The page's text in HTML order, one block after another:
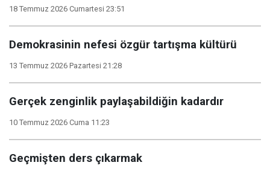
18 Temmuz 2026 Cumartesi 23:51
Demokrasinin nefesi özgür tartışma kültürü
13 Temmuz 2026 Pazartesi 21:28
Gerçek zenginlik paylaşabildiğin kadardır
10 Temmuz 2026 Cuma 11:23
Geçmişten ders çıkarmak